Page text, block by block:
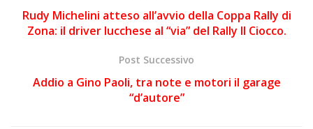
Rudy Michelini atteso all’avvio della Coppa Rally di
Zona: il driver lucchese al “via” del Rally Il Ciocco.
Post Successivo
Addio a Gino Paoli, tra note e motori il garage
“d’autore”